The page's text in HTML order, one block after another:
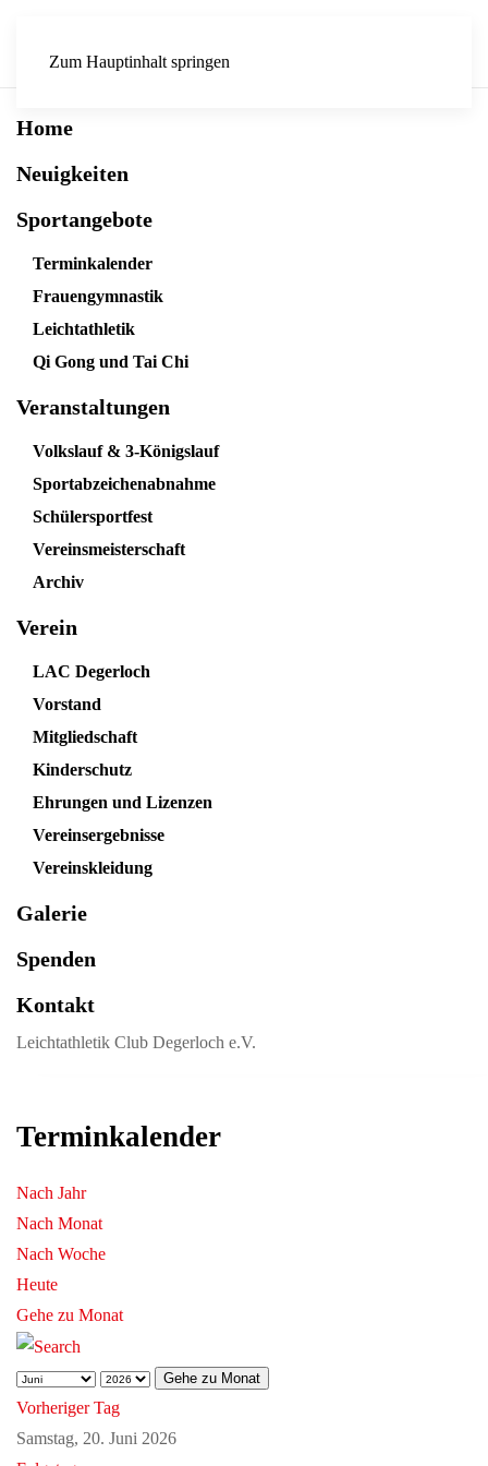
Zum Hauptinhalt springen
Home
Neuigkeiten
Sportangebote
Terminkalender
Frauengymnastik
Leichtathletik
Qi Gong und Tai Chi
Veranstaltungen
Volkslauf & 3-Königslauf
Sportabzeichenabnahme
Schülersportfest
Vereinsmeisterschaft
Archiv
Verein
LAC Degerloch
Vorstand
Mitgliedschaft
Kinderschutz
Ehrungen und Lizenzen
Vereinsergebnisse
Vereinskleidung
Galerie
Spenden
Kontakt
Leichtathletik Club Degerloch e.V.
Terminkalender
Nach Jahr
Nach Monat
Nach Woche
Heute
Gehe zu Monat
Gehe zu Monat
Vorheriger Tag
Samstag, 20. Juni 2026